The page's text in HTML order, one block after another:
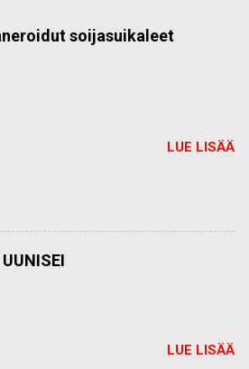
soijasuikaleet
LUE LISÄÄ
LUE LISÄÄ